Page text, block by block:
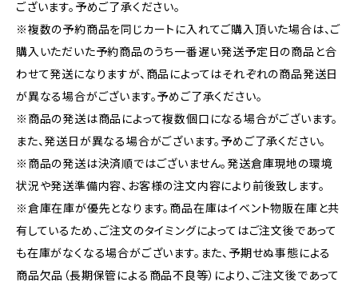
ございます。予めご了承ください。
※複数の予約商品を同じカートに入れてご購入頂いた場合は、ご
購入いただいた予約商品のうち一番遅い発送予定日の商品と合
わせて発送になりますが、商品によってはそれぞれの商品発送日
が異なる場合がございます。予めご了承ください。
※商品の発送は商品によって複数個口になる場合がございます。
また、発送日が異なる場合がございます。予めご了承ください。
※商品の発送は決済順ではございません。発送倉庫現地の環境
状況や発送準備内容、お客様の注文内容により前後致します。
※倉庫在庫が優先となります。商品在庫はイベント物販在庫と共
有しているため、ご注文のタイミングによってはご注文後であって
も在庫がなくなる場合がございます。また、予期せぬ事態による
商品欠品（長期保管による商品不良等）により、ご注文後であって